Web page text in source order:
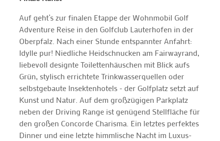
Auf geht’s zur finalen Etappe der Wohnmobil Golf
Adventure Reise in den Golfclub Lauterhofen in der
Oberpfalz. Nach einer Stunde entspannter Anfahrt:
Idylle pur! Niedliche Heidschnucken am Fairwayrand,
liebevoll designte Toilettenhäuschen mit Blick aufs
Grün, stylisch errichtete Trinkwasserquellen oder
selbstgebaute Insektenhotels - der Golfplatz setzt auf
Kunst und Natur. Auf dem großzügigen Parkplatz
neben der Driving Range ist genügend Stellfläche für
den großen Concorde Charisma. Ein letztes perfektes
Dinner und eine letzte himmlische Nacht im Luxus-